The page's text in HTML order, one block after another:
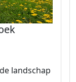
landschap